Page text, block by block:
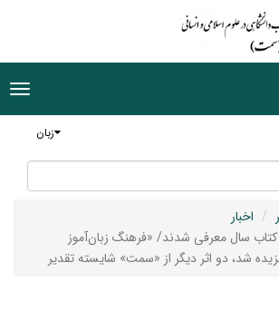
زبان
اخبار
کتاب سال معرفی شدند/ «فرهنگ زبان‌آموز
شد، دو اثر دیگر از «سمت» شایسته تقدیر